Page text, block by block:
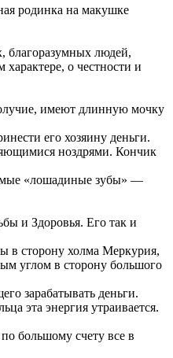
родинка на макушке
благоразумных людей,
о честности и
имеют длинную мочку
его хозяину деньги.
ноздрями. Кончик
«лошадиные зубы» —
и Здоровья. Его так и
в сторону холма Меркурия,
углом в сторону большого
зарабатывать деньги.
эта энергия утраивается.
большому счету все в